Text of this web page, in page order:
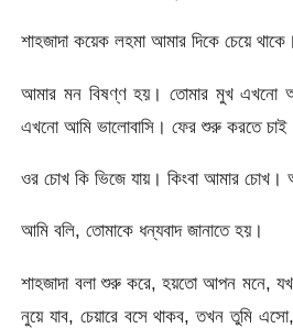
শাহজাদা কয়েক লহমা আমার দিকে চেয়ে
আমার মন বিষণ্ণ হয়। তোমার মুখ এখনো
এখনো আমি ভালোবাসি। ফের শুরু করতে চাই
ওর চোখ কি ভিজে যায়। কিংবা আমার চোখ।
আমি বলি, তোমাকে ধন্যবাদ জানাতে হয়।
শাহজাদা বলা শুরু করে, হয়তো আপন মনে,
নুয়ে যাব, চেয়ারে বসে থাকব, তখন তুমি